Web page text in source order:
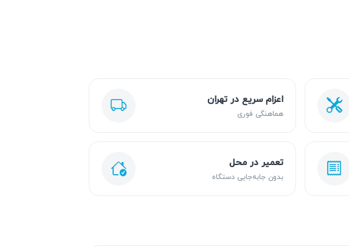
اعزام سریع در تهران
هماهنگی فوری
تعمیر در محل
بدون جابه‌جایی دستگاه